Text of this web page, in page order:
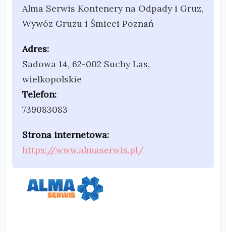
Alma Serwis Kontenery na Odpady i Gruz,
Wywóz Gruzu i Śmieci Poznań
Adres:
Sadowa 14, 62-002 Suchy Las,
wielkopolskie
Telefon:
739083083
Strona internetowa:
https://www.almaserwis.pl/